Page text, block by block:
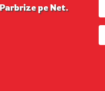
pe Net.